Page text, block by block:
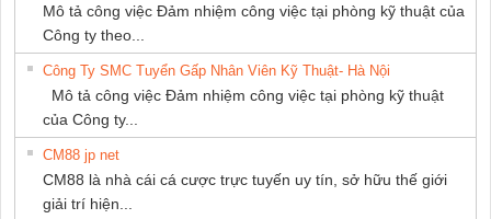
Mô tả công việc Đảm nhiệm công việc tại phòng kỹ thuật của
Công ty theo...
Công Ty SMC Tuyển Gấp Nhân Viên Kỹ Thuật- Hà Nội
Mô tả công việc Đảm nhiệm công việc tại phòng kỹ thuật
của Công ty...
CM88 jp net
CM88 là nhà cái cá cược trực tuyến uy tín, sở hữu thế giới
giải trí hiện...